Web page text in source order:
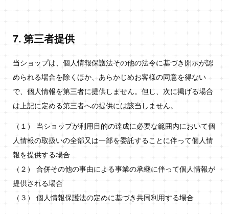
7. 第三者提供
当ショップは、個人情報保護法その他の法令に基づき開示が認
められる場合を除くほか、あらかじめお客様の同意を得ない
で、個人情報を第三者に提供しません。但し、次に掲げる場合
は上記に定める第三者への提供には該当しません。
（１） 当ショップが利用目的の達成に必要な範囲内において個
人情報の取扱いの全部又は一部を委託することに伴って個人情
報を提供する場合
（２） 合併その他の事由による事業の承継に伴って個人情報が
提供される場合
（３） 個人情報保護法の定めに基づき共同利用する場合